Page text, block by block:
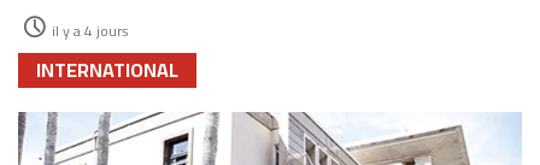
il y a 4 jours
INTERNATIONAL